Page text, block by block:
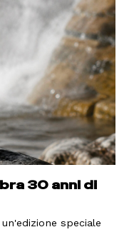
30 anni di
speciale